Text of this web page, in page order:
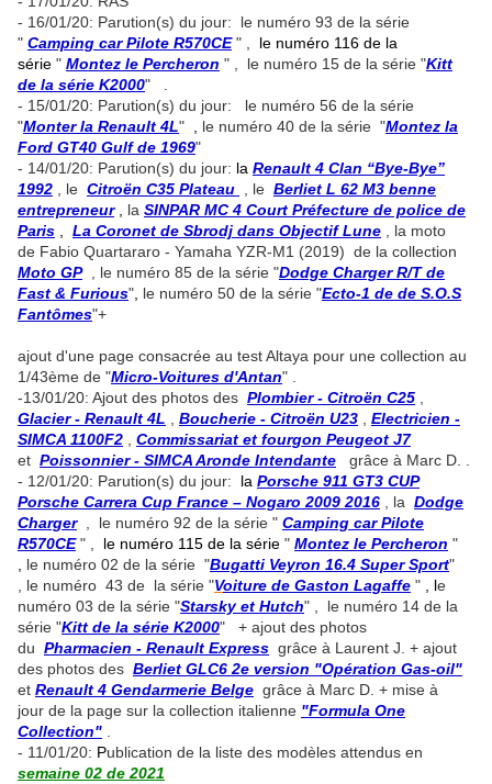
- 16/01/20: Parution(s) du jour: le numéro 93 de la série
" Camping car Pilote R570CE" , le numéro 116 de la
série " Montez le Percheron " , le numéro 15 de la série "Kitt
de la série K2000" .
- 15/01/20: Parution(s) du jour: le numéro 56 de la série
"Monter la Renault 4L" le numéro 40 de la série "Montez la
Ford GT40 Gulf de 1969"
- 14/01/20: Parution(s) du jour: la Renault 4 Clan “Bye-Bye”
1992 , le Citroën C35 Plateau , le Berliet L 62 M3 benne
entrepreneur, la SINPAR MC 4 Court Préfecture de police de
Paris
La Coronet de Sbrodj dans Objectif Lune , la moto
de Fabio Quartararo - Yamaha YZR-M1 (2019) de la collection
Moto GP, le numéro 85 de la série "Dodge Charger R/T de
Fast & Furious" le numéro 50 de la série "Ecto-1 de de S.O.S
Fantômes"+
ajout d'une page consacrée au test Altaya pour une collection au
1/43ème de "Micro-Voitures d'Antan" .
-13/01/20: Ajout des photos des Plombier - Citroën C25
Glacier - Renault 4L
Boucherie - Citroën U23
Electricien -
SIMCA 1100F2
Commissariat et fourgon Peugeot J7
et Poissonnier - SIMCA Aronde Intendante grâce à Marc D. .
- 12/01/20: Parution(s) du jour:
la Porsche 911 GT3 CUP
Porsche Carrera Cup France – Nogaro 2009 2016 , la Dodge
Charger, le numéro 92 de la série " Camping car Pilote
R570CE" , le numéro 115 de la série " Montez le Percheron "
le numéro 02 de la série "Bugatti Veyron 16.4 Super Sport"
, le numéro 43 de la série "Voiture de Gaston Lagaffe " , le
numéro 03 de la série "Starsky et Hutch" , le numéro 14 de la
série "Kitt de la série K2000" + ajout des photos
du Pharmacien - Renault Express grâce à Laurent J. + ajout
des photos des Berliet GLC6 2e version "Opération Gas-oil"
et Renault 4 Gendarmerie Belge grâce à Marc D. + mise à
jour de la page sur la collection italienne "Formula One
Collection"
- 11/01/20: Publication de la liste des modèles attendus en
semaine 02 de 2021